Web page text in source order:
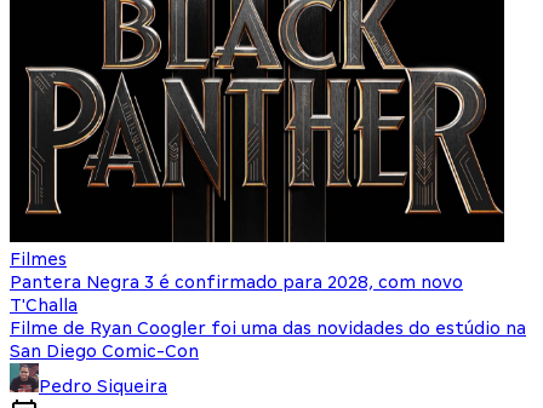
Filmes
Pantera Negra 3 é confirmado para 2028, com novo
T'Challa
Filme de Ryan Coogler foi uma das novidades do estúdio na
San Diego Comic-Con
Pedro Siqueira